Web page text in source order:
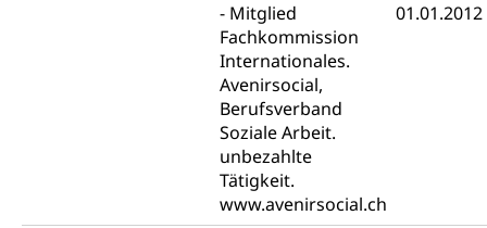
Mitglied
Fachkommission
Internationales.
Avenirsocial,
Berufsverband
Soziale Arbeit.
unbezahlte
Tätigkeit.
www.avenirsocial.ch
01.01.2012
zentras (Betrieb und Unterhalt LU, OW, NW,
ZG)
Strassenverkehrsamt
Verkehr und Infrastruktur vif
Kantonsstrassen
Geburt, Heirat, Ehe, Partnerschaft, Tod,
Zivilstandsamt, Zivilstandsregiste